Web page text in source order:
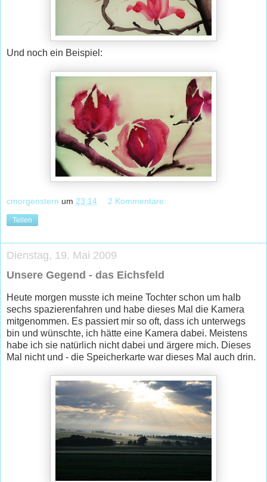
Und noch ein Beispiel:
cmorgenstern um 23:14 2 Kommentare:
Teilen
Dienstag, 19. Mai 2009
Unsere Gegend - das Eichsfeld
Heute morgen musste ich meine Tochter schon um halb
sechs spazierenfahren und habe dieses Mal die Kamera
mitgenommen. Es passiert mir so oft, dass ich unterwegs
bin und wünschte, ich hätte eine Kamera dabei. Meistens
habe ich sie natürlich nicht dabei und ärgere mich. Dieses
Mal nicht und - die Speicherkarte war dieses Mal auch drin.